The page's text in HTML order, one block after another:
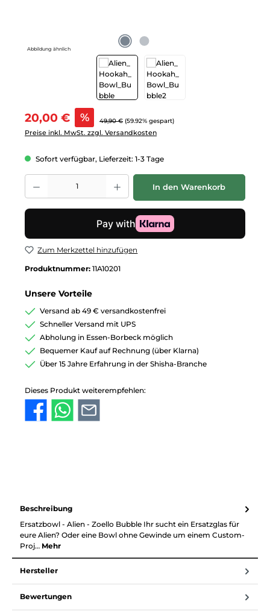
Abbildung ähnlich
Verkaufspreis:
20,00 € % Regulärer Preis:
49,90 € (59.92% gespart)
Preise inkl. MwSt. zzgl. Versandkosten
Sofort verfügbar, Lieferzeit: 1-3 Tage
Produkt Anzahl: Gib den gewünschten Wert ein oder benutze die
In den Warenkorb
Zum Merkzettel hinzufügen
Produktnummer: 11A10201
Unsere Vorteile
Versand ab 49 € versandkostenfrei
Schneller Versand mit UPS
Abholung in Essen-Borbeck möglich
Bequemer Kauf auf Rechnung (über Klarna)
Über 15 Jahre Erfahrung in der Shisha-Branche
Dieses Produkt weiterempfehlen:
Beschreibung
Ersatzbowl - Alien - Zoello Bubble Ihr sucht ein Ersatzglas für
eure Alien? Oder eine Bowl ohne Gewinde um einem Custom-
Proj… Mehr
Hersteller
Bewertungen